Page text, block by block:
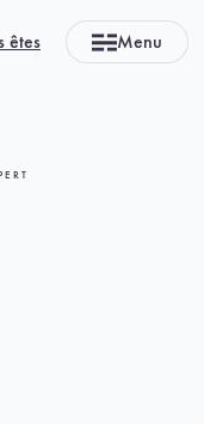
êtes Menu